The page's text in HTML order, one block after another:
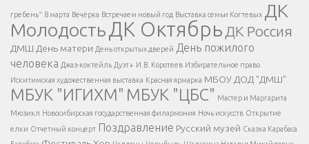
Напишите нам
</span >
Написать
</button >
</div >
</div > </div >
гребень" 8 марта Вечёрка Встречаем новый год Выставка семьи Когтевых ДК
МолодостьДК Октябрь ДК Россия
ДМШ День матери День открытых дверей День пожилого
человека Джаз-коктейль Дуэт+ И.В. Коротеев Избирательное право
Искитимская художественная выставка Красная ярмарка МБОУ ДОД "ДМШ"
МБУК "ИГИХМ" МБУК "ЦБС" Мастер и Маргарита
Мюзикл Новосибирская государственная филармония Ночь искусств Открытие
елки Отчетный концерт Поздравление Русский музей Сказка Карабаса